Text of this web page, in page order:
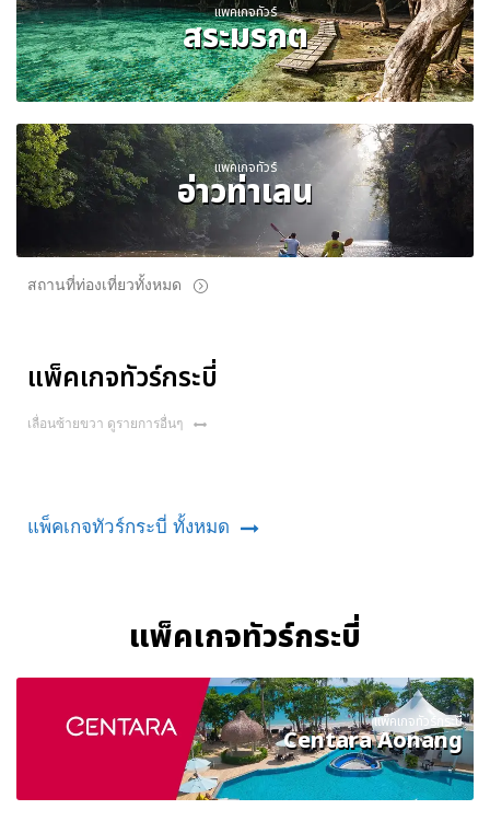
แพคเกจทัวร์
สระมรกต
แพคเกจทัวร์
อ่าวท่าเลน
สถานที่ท่องเที่ยวทั้งหมด
แพ็คเกจทัวร์กระบี่
เลื่อนซ้ายขวา ดูรายการอื่นๆ
แพ็คเกจทัวร์กระบี่ ทั้งหมด
แพ็คเกจทัวร์กระบี่
แพ็คเกจทัวร์กระบี่
Centara Aonang